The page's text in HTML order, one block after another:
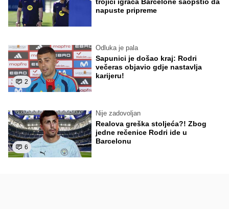
trojici igrača Barcelone saopštio da
napuste pripreme
2
Odluka je pala
Sapunici je došao kraj: Rodri
večeras objavio gdje nastavlja
karijeru!
6
Nije zadovoljan
Realova greška stoljeća?! Zbog
jedne rečenice Rodri ide u
Barcelonu